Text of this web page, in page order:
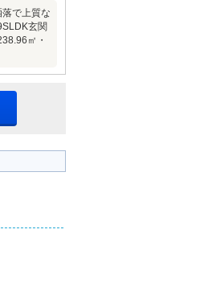
で上質な
玄関
㎡・